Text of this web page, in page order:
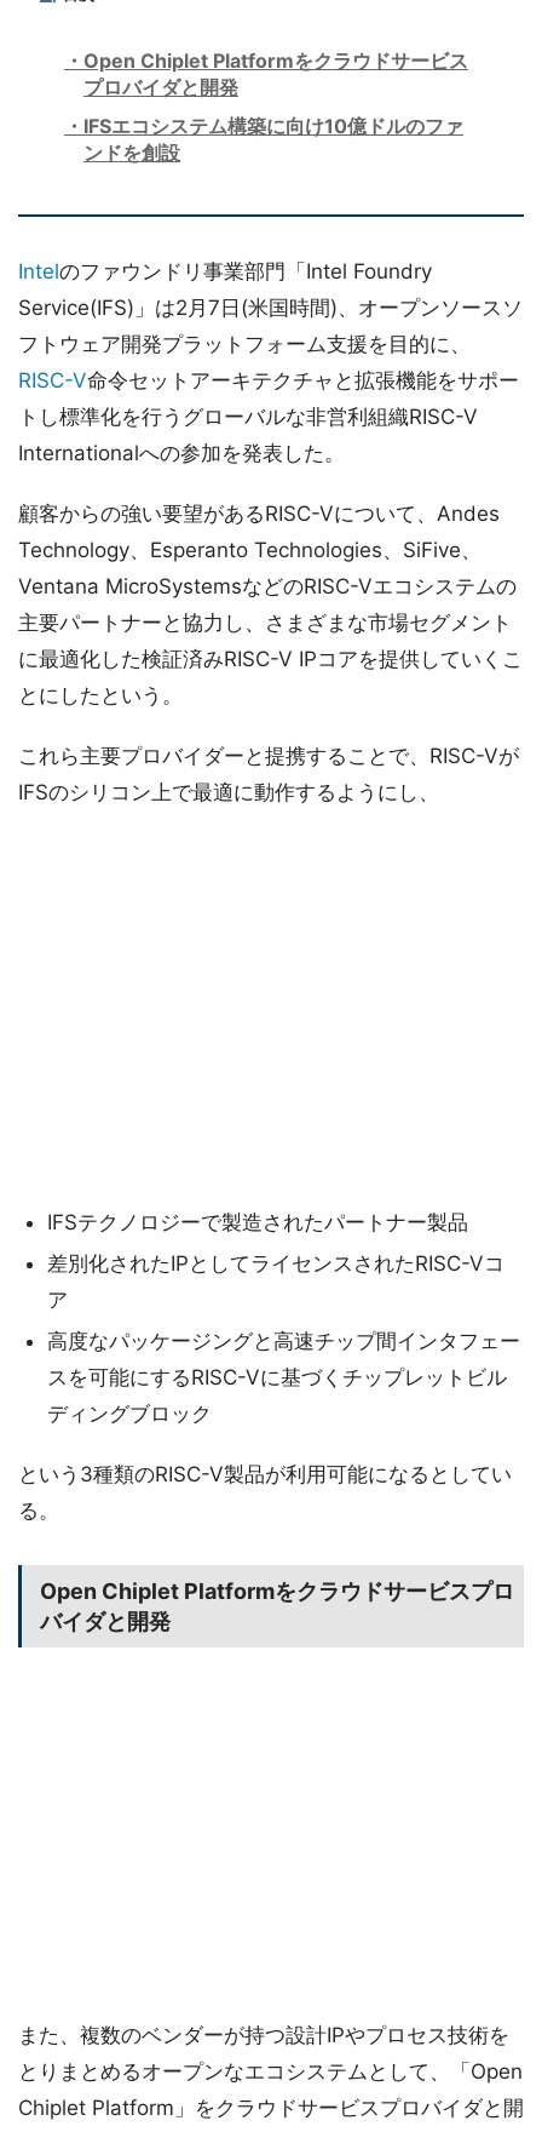
Open Chiplet Platformをクラウドサービス
プロバイダと開発
IFSエコシステム構築に向け10億ドルのファ
ンドを創設
Intelのファウンドリ事業部門「Intel Foundry
Service(IFS)」は2月7日(米国時間)、オープンソースソ
フトウェア開発プラットフォーム支援を目的に、
RISC-V命令セットアーキテクチャと拡張機能をサポー
トし標準化を行うグローバルな非営利組織RISC-V
Internationalへの参加を発表した。
顧客からの強い要望があるRISC-Vについて、Andes
Technology、Esperanto Technologies、SiFive、
Ventana MicroSystemsなどのRISC-Vエコシステムの
主要パートナーと協力し、さまざまな市場セグメント
に最適化した検証済みRISC-V IPコアを提供していくこ
とにしたという。
これら主要プロバイダーと提携することで、RISC-Vが
IFSのシリコン上で最適に動作するようにし、
IFSテクノロジーで製造されたパートナー製品
差別化されたIPとしてライセンスされたRISC-Vコ
ア
高度なパッケージングと高速チップ間インタフェー
スを可能にするRISC-Vに基づくチップレットビル
ディングブロック
という3種類のRISC-V製品が利用可能になるとしてい
る。
Open Chiplet Platformをクラウドサービスプロ
バイダと開発
また、複数のベンダーが持つ設計IPやプロセス技術を
とりまとめるオープンなエコシステムとして、「Open
Chiplet Platform」をクラウドサービスプロバイダと開